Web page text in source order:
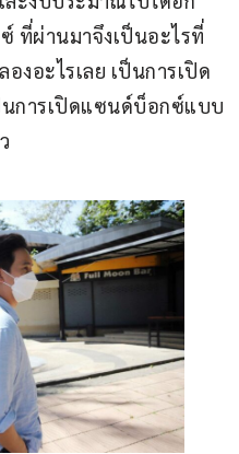
ที่ผ่านมาจึงเป็นอะไรที่
งอะไรเลย เป็นการเปิด
การเปิดแซนด์บ็อกซ์แบบ